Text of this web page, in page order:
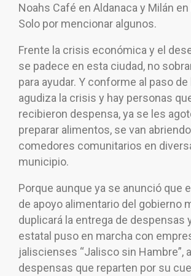
Noahs Café en Aldanaca y Milán
Solo por mencionar algunos.
Frente la crisis económica y el
se padece en esta ciudad, no
para ayudar. Y conforme al paso
agudiza la crisis y hay personas
recibieron despensa, ya se les
preparar alimentos, se van
comedores comunitarios en
municipio.
Porque aunque ya se anunció que
de apoyo alimentario del gobierno
duplicará la entrega de despensas
estatal puso en marcha con
jaliscienses “Jalisco sin Hambre”,
despensas que reparten por su